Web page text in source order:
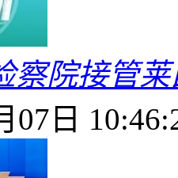
察院接管
07日